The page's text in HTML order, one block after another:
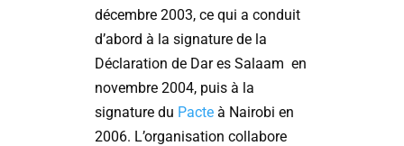
décembre 2003, ce qui a conduit
d’abord à la signature de la
Déclaration de Dar es Salaam en
novembre 2004, puis à la
signature du Pacteà Nairobi en
2006. L’organisation collabore